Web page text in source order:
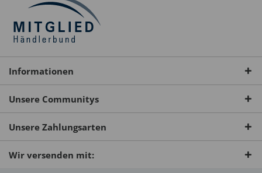
Informationen
Unsere Communitys
Unsere Zahlungsarten
Wir versenden mit: